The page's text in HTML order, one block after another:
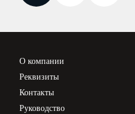
Новости законодательства
О компании
Реквизиты
Контакты
Руководство